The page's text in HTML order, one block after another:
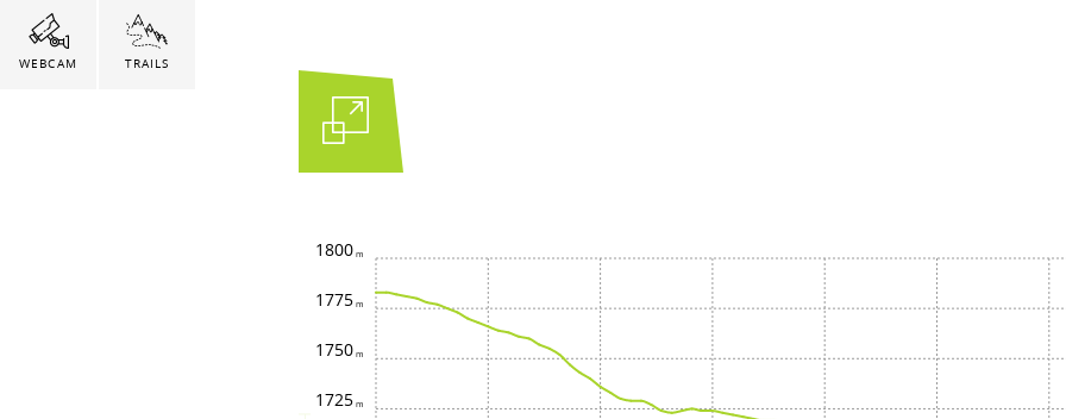
WEBCAM TRAILS
1725
1750
1775
1800